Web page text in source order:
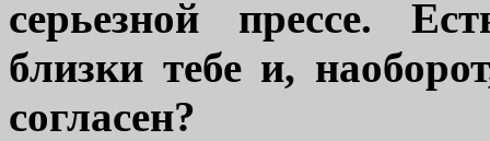
серьезной прессе.
близки тебе и,
согласен?